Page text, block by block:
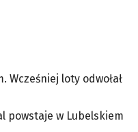
Wcześniej loty odwołał
powstaje w Lubelskiem